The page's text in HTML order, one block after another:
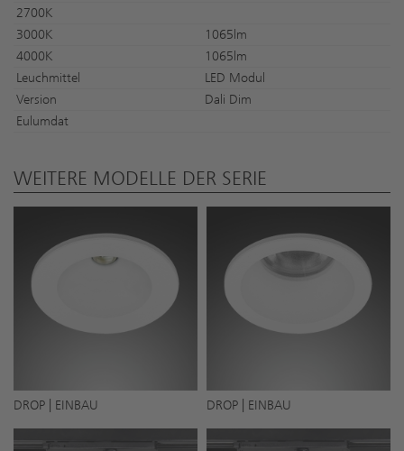
2700K
3000K
1065lm
4000K
1065lm
Leuchmittel
LED Modul
Version
Dali Dim
Eulumdat
WEITERE MODELLE DER SERIE
DROP | EINBAU DROP | EINBAU